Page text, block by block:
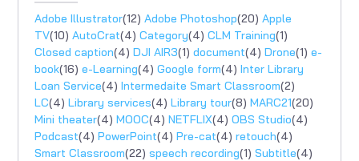
Adobe Illustrator(12) Adobe Photoshop(20) Apple
TV(10) AutoCrat(4) Category(4) CLM Training(1)
Closed caption(4) DJI AIR3(1) document(4) Drone(1) e-
book(16) e-Learning(4) Google form(4) Inter Library
Loan Service(4) Intermedaite Smart Classroom(2)
LC(4) Library services(4) Library tour(8) MARC21(20)
Mini theater(4) MOOC(4) NETFLIX(4) OBS Studio(4)
Podcast(4) PowerPoint(4) Pre-cat(4) retouch(4)
Smart Classroom(22) speech recording(1) Subtitle(4)